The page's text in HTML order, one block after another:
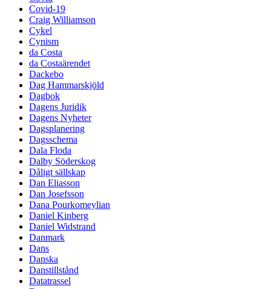
Covid-19
Craig Williamson
Cykel
Cynism
da Costa
da Costaärendet
Dackebo
Dag Hammarskjöld
Dagbok
Dagens Juridik
Dagens Nyheter
Dagsplanering
Dagsschema
Dala Floda
Dalby Söderskog
Dåligt sällskap
Dan Eliasson
Dan Josefsson
Dana Pourkomeylian
Daniel Kinberg
Daniel Widstrand
Danmark
Dans
Danska
Danstillstånd
Datatrassel